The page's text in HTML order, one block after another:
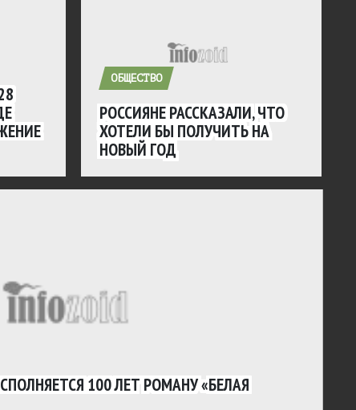
ОБЩЕСТВО
РОССИЯНЕ РАССКАЗАЛИ, ЧТО
ХОТЕЛИ БЫ ПОЛУЧИТЬ НА
НОВЫЙ ГОД
100 ЛЕТ РОМАНУ «БЕЛАЯ